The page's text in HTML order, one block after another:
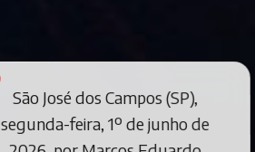
São José dos Campos (SP),
segunda-feira, 1º de junho de